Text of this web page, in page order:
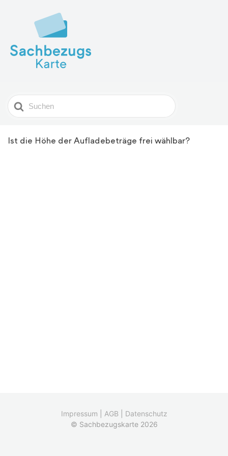
Search
For
Ist die Höhe der Aufladebeträge frei wählbar?
Impressum AGB
Datenschutz
© Sachbezugskarte 2026